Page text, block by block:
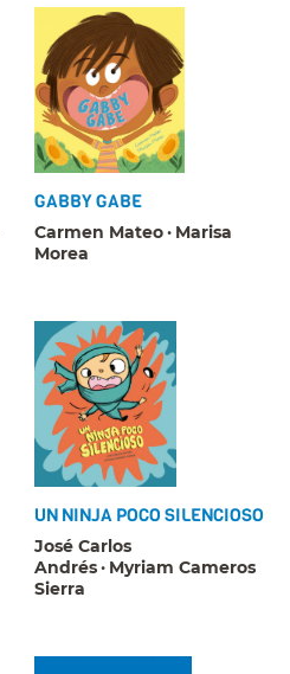
GABBY GABE
Carmen Mateo
Marisa
Morea
UN NINJA POCO SILENCIOSO
José Carlos
Andrés
Myriam Cameros
Sierra